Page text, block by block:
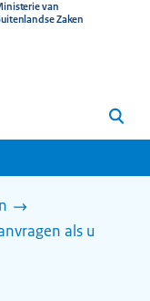
van
Zaken
Zoeken
als u